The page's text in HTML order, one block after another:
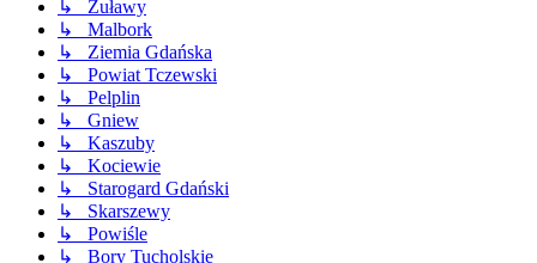
↳ Żuławy
↳ Malbork
↳ Ziemia Gdańska
↳ Powiat Tczewski
↳ Pelplin
↳ Gniew
↳ Kaszuby
↳ Kociewie
↳ Starogard Gdański
↳ Skarszewy
↳ Powiśle
↳ Bory Tucholskie